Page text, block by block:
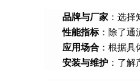
品牌与厂家 ：选
性能指标：除了通
应用场合 ：根据
安装与维护 ：了